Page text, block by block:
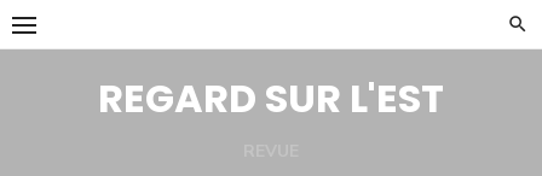
Skip
to
REGARD SUR L'EST